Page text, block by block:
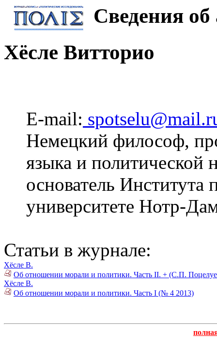
Сведения об
Хёсле Витторио
E-mail:
Немецкий философ,
языка и политической
основатель Института
университете Нотр-
Статьи в журнале:
Хёсле В.
Об отношении морали и политики. Часть II. + (С.П.
Хёсле В.
Об отношении морали и политики. Часть I (№ 4 2013)